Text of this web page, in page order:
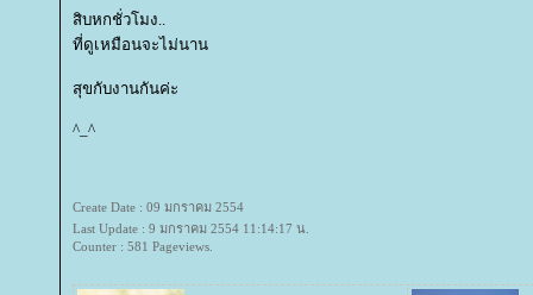
สิบหกชั่วโมง..
ที่ดูเหมือนจะไม่นาน
สุขกับงานกันค่ะ
^_^
Create Date : 09 มกราคม 2554
Last Update : 9 มกราคม 2554 11:14:17 น.
Counter : 581 Pageviews.